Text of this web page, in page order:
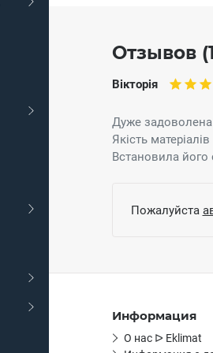
Отзывов
Вікторія
Дуже
Якість
Встановила
Пожалуйста
Информация
О нас ᐅ Eklimat